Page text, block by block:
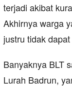
terjadi akibat
Akhirnya warga
justru tidak
Banyaknya BLT
Lurah Badrun,